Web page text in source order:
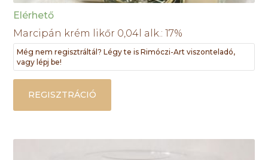
Elérhető
Marcipán krém likőr 0,04l alk.: 17%
Még nem regisztráltál? Légy te is Rimóczi-Art viszonteladó,
vagy lépj be!
REGISZTRÁCIÓ